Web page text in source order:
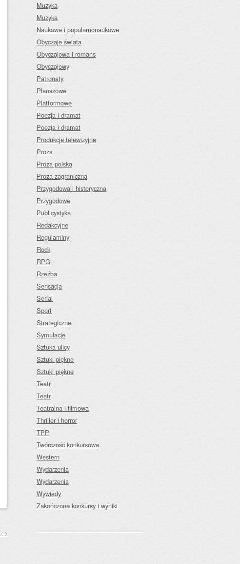
→
Muzyka
Muzyka
Naukowe i popularnonaukowe
Obyczaje świata
Obyczajowa i romans
Obyczajowy
Patronaty
Planszowe
Platformowe
Poezja i dramat
Poezja i dramat
Produkcje telewizyjne
Proza
Proza polska
Proza zagraniczna
Przygodowa i historyczna
Przygodowe
Publicystyka
Redakcyjne
Regulaminy
Rock
RPG
Rzeźba
Sensacja
Serial
Sport
Strategiczne
Symulacje
Sztuka ulicy
Sztuki piękne
Sztuki piękne
Teatr
Teatr
Teatralna i filmowa
Thriller i horror
TPP
Twórczość konkursowa
Western
Wydarzenia
Wydarzenia
Wywiady
Zakończone konkursy i wyniki